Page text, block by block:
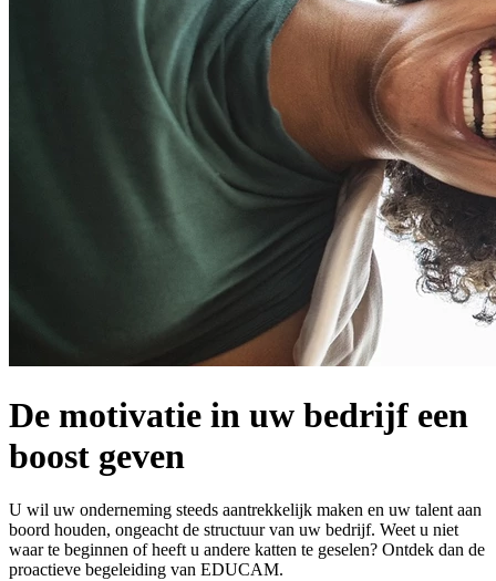
De motivatie in uw bedrijf een
boost geven
U wil uw onderneming steeds aantrekkelijk maken en uw talent aan
boord houden, ongeacht de structuur van uw bedrijf. Weet u niet
waar te beginnen of heeft u andere katten te geselen? Ontdek dan de
proactieve begeleiding van EDUCAM.